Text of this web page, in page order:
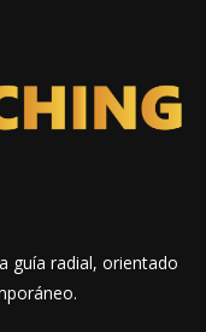
guía radial, orientado